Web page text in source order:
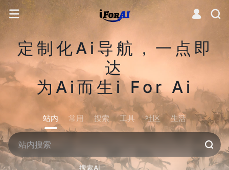
定制化Ai导航，一点即
达
为Ai而生i For Ai
站内 常用 搜索 工具 社区 生活
搜索AI